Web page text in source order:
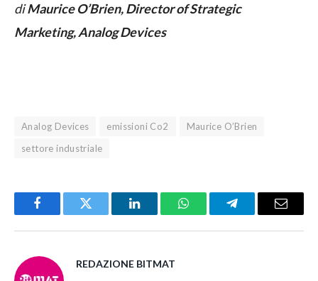
diMaurice O’Brien, Director of Strategic
Marketing, Analog Devices
Analog Devices emissioni Co2
Maurice O’Brien
settore industriale
FacebookTwitter LinkedInWhatsAppTelegramEmail
REDAZIONE BITMAT